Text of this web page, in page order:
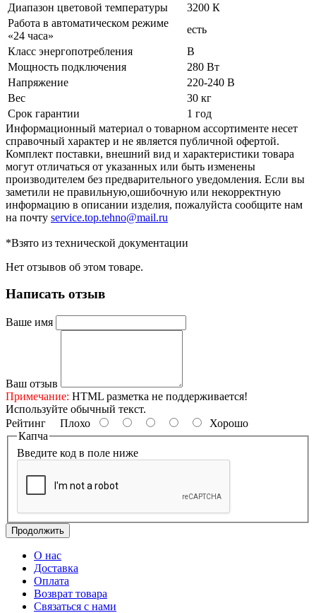
Диапазон цветовой температуры
3200 К
Работа в автоматическом режиме
«24 часа»
есть
Класс энергопотребления
В
Мощность подключения
280 Вт
Напряжение
220-240 В
Вес
30 кг
Срок гарантии
1 год
Информационный материал о товарном ассортименте несет
справочный характер и не является публичной офертой.
Комплект поставки, внешний вид и характеристики товара
могут отличаться от указанных или быть изменены
производителем без предварительного уведомления. Если вы
заметили не правильную,ошибочную или некорректную
информацию в описании изделия, пожалуйста сообщите нам
на почту service.top.tehno@mail.ru
*Взято из технической документации
Нет отзывов об этом товаре.
Написать отзыв
Ваше имя
Ваш отзыв
Примечание: HTML разметка не поддерживается!
Используйте обычный текст.
Рейтинг Плохо
Хорошо
Капча
Введите код в поле ниже
Продолжить
О нас
Доставка
Оплата
Возврат товара
Связаться с нами